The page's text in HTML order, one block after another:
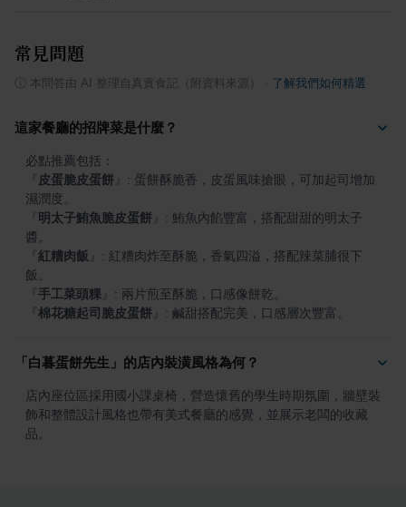
常見問題
本問答由 AI 整理自真實食記（附資料來源） 了解我們如何精選
這家餐廳的招牌菜是什麼？
皮蛋脆皮蛋餅
: 蛋餅酥脆香，皮蛋風味搶眼，可加起司增加
明太子鮪魚脆皮蛋餅
: 鮪魚內餡豐富，搭配甜甜的明太子
紅糟肉飯
: 紅糟肉炸至酥脆，香氣四溢，搭配辣菜脯很下
手工菜頭粿
棉花糖起司脆皮蛋餅 : 鹹甜搭配完美，口感層次豐富。
「白暮蛋餅先生」的店內裝潢風格為何？
店內座位區採用國小課桌椅，營造懷舊的學生時期氛圍，牆壁裝
飾和整體設計風格也帶有美式餐廳的感覺，並展示老闆的收藏
品。